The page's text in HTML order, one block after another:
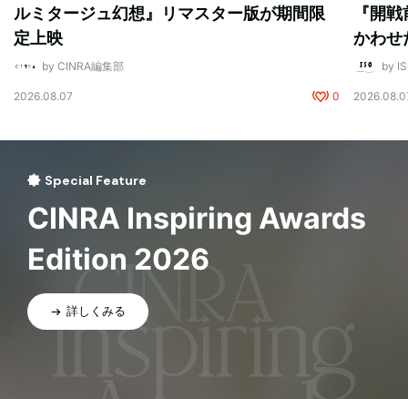
ルミタージュ幻想』リマスター版が期間限
定上映
by CINRA編集部
2026.08.07 0
『開
かわせ
by
Special Feature
CINRA Inspiring Awards
Edition 2026
詳しくみる